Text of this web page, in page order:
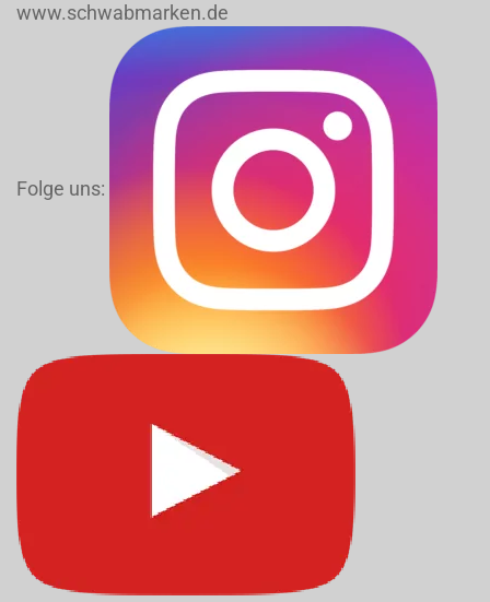
www.schwabmarken.de
Folge uns: